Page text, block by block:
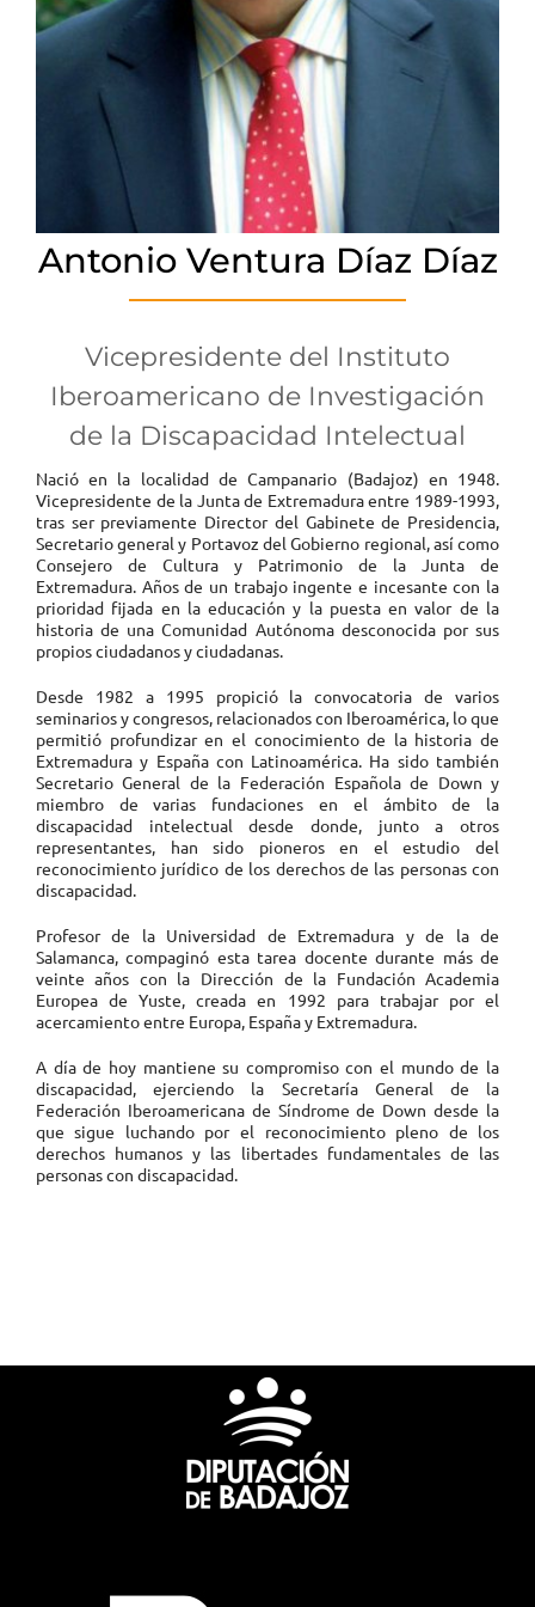
Antonio Ventura Díaz Díaz
Vicepresidente del Instituto
Iberoamericano de Investigación
de la Discapacidad Intelectual
Nació en la localidad de Campanario (Badajoz) en 1948.
Vicepresidente de la Junta de Extremadura entre 1989-1993,
tras ser previamente Director del Gabinete de Presidencia,
Secretario general y Portavoz del Gobierno regional, así como
Consejero de Cultura y Patrimonio de la Junta de
Extremadura. Años de un trabajo ingente e incesante con la
prioridad fijada en la educación y la puesta en valor de la
historia de una Comunidad Autónoma desconocida por sus
propios ciudadanos y ciudadanas.
Desde 1982 a 1995 propició la convocatoria de varios
seminarios y congresos, relacionados con Iberoamérica, lo que
permitió profundizar en el conocimiento de la historia de
Extremadura y España con Latinoamérica. Ha sido también
Secretario General de la Federación Española de Down y
miembro de varias fundaciones en el ámbito de la
discapacidad intelectual desde donde, junto a otros
representantes, han sido pioneros en el estudio del
reconocimiento jurídico de los derechos de las personas con
discapacidad.
Profesor de la Universidad de Extremadura y de la de
Salamanca, compaginó esta tarea docente durante más de
veinte años con la Dirección de la Fundación Academia
Europea de Yuste, creada en 1992 para trabajar por el
acercamiento entre Europa, España y Extremadura.
A día de hoy mantiene su compromiso con el mundo de la
discapacidad, ejerciendo la Secretaría General de la
Federación Iberoamericana de Síndrome de Down desde la
que sigue luchando por el reconocimiento pleno de los
derechos humanos y las libertades fundamentales de las
personas con discapacidad.